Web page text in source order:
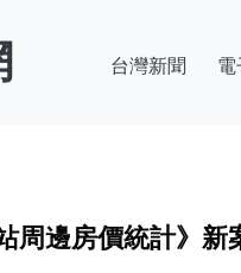
台灣新聞 電
周邊房價統計》